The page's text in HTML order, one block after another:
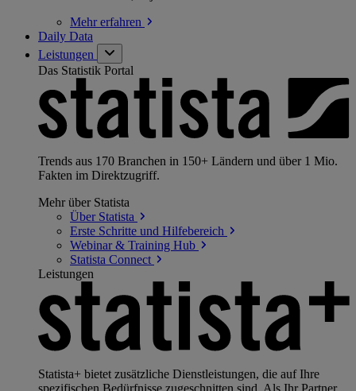
Mehrerfahren
Daily Data
Leistungen
Das Statistik Portal
Trends aus 170 Branchen in 150+ Ländern und über 1 Mio.
Fakten im Direktzugriff.
Mehr über Statista
Über Statista
Erste Schritte und Hilfebereich
Webinar & Training Hub
Statista Connect
Leistungen
Statista+ bietet zusätzliche Dienstleistungen, die auf Ihre
spezifischen Bedürfnisse zugeschnitten sind. Als Ihr Partner